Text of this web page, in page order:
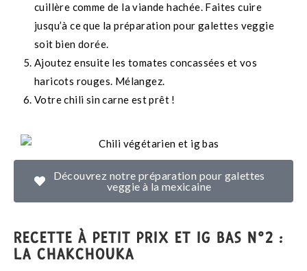
cuillère comme de la viande hachée. Faites cuire
jusqu’à ce que la préparation pour galettes veggie
soit bien dorée.
Ajoutez ensuite les tomates concassées et vos
haricots rouges. Mélangez.
Votre chili sin carne est prêt !
Découvrez notre préparation pour galettes
veggie à la mexicaine
RECETTE À PETIT PRIX ET IG BAS N°2 :
LA CHAKCHOUKA